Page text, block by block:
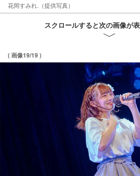
花岡すみれ.（提供写真）
スクロールすると次の画像が
( 画像19/19 )